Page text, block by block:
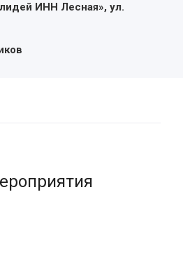
ИНН Лесная», ул.